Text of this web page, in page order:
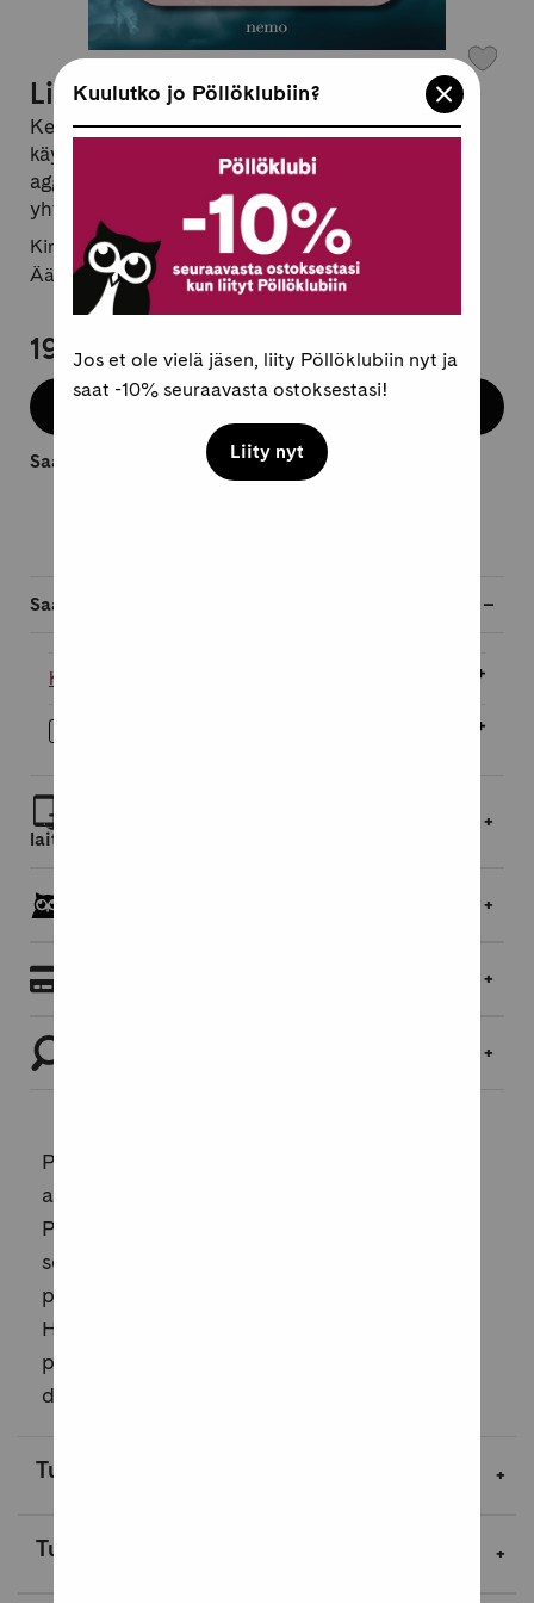
Likainen somesota
Kertomus Riikka Purran rasismikohun ympärillä
käydystä somesodasta perussuomalaisten
aggressiivisesta viestintäkulttuurista ja
yhteiskunnallisen keskustelun myrkyttymisestä
Kirjailija:Pekka Mykkänen
Äänikirja, suomi
19,95 €
Saatavilla heti.
Saatavilla myös
Kovakantinen
laitteellesi
Perussuomalaisten vuosia kestänyt
aggressiivinen kampanja kantaa hedelmää:
Palkittu ylikomisario savustetaan ulos
sosiaalisesta mediasta ja lopulta
poliisivoimista. Toimittaja pakenee Turusta
Helsinkiin, kun Jussi Halla-ahon Facebook-
päivityksestä käynnistynyt laaja
digihäiriköinti muuttuu fyysis...
Tuotekuvaus
Tuotetiedot
Kuulutko jo Pöllöklubiin?
Jos et ole vielä jäsen, liity Pöllöklubiin nyt ja
saat -10% seuraavasta ostoksestasi!
Liity nyt